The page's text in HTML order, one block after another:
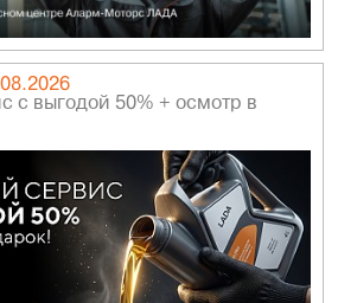
с выгодой 50% + осмотр в